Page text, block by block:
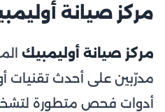
مركز صيانة
مركز صيانة أوليمبيك
مدرّبين على أحدث تقنيات
أدوات فحص متطورة